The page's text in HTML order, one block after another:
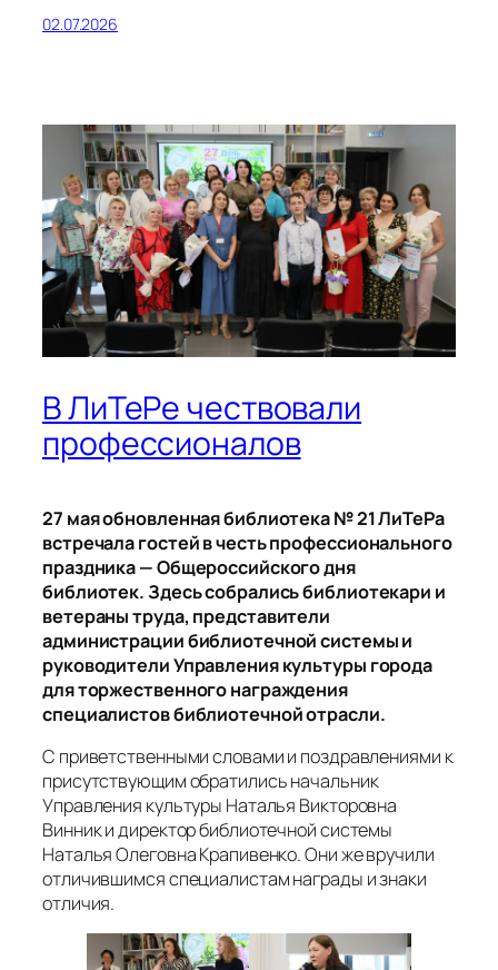
02.07.2026
В ЛиТеРе чествовали
профессионалов
27 мая обновленная библиотека № 21 ЛиТеРа
встречала гостей в честь профессионального
праздника — Общероссийского дня
библиотек. Здесь собрались библиотекари и
ветераны труда, представители
администрации библиотечной системы и
руководители Управления культуры города
для торжественного награждения
специалистов библиотечной отрасли.
С приветственными словами и поздравлениями к
присутствующим обратились начальник
Управления культуры Наталья Викторовна
Винник и директор библиотечной системы
Наталья Олеговна Крапивенко. Они же вручили
отличившимся специалистам награды и знаки
отличия.